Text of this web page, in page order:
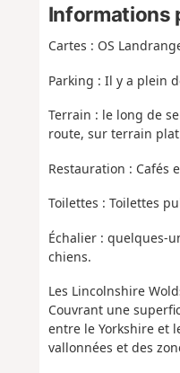
Informations
Cartes : OS
Parking : Il y a plein
Terrain : le long de
route, sur terrain
Restauration : Cafés
Toilettes : Toilettes
Échalier : quelques-
chiens.
Les Lincolnshire
Couvrant une
entre le Yorkshire et
vallonnées et des